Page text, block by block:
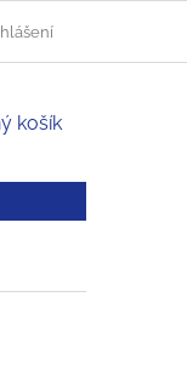
PODMÍNKY
košík